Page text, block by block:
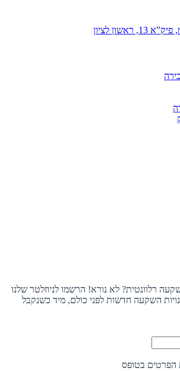
לציון
רלוונטית? לא נורא! הרשמו לניוזלטר שלנו
השקעה חדשות לפני כולם, מיד כשנקבל
הפרטים בטופס